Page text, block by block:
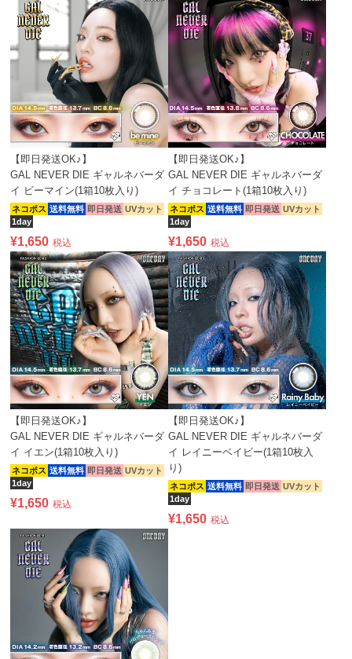
【即日発送OK♪】
GAL NEVER DIE ギャルネバーダ
イ ビーマイン(1箱10枚入り)
ネコポス 送料無料 即日発送 UVカット
1day
¥1,650 税込
【即日発送OK♪】
GAL NEVER DIE ギャルネバーダ
イ チョコレート(1箱10枚入り)
ネコポス 送料無料 即日発送 UVカット
1day
¥1,650 税込
【即日発送OK♪】
GAL NEVER DIE ギャルネバーダ
イ イエン(1箱10枚入り)
ネコポス 送料無料 即日発送 UVカット
1day
¥1,650 税込
【即日発送OK♪】
GAL NEVER DIE ギャルネバーダ
イ レイニーベイビー(1箱10枚入
り)
ネコポス 送料無料 即日発送 UVカット
1day
¥1,650 税込